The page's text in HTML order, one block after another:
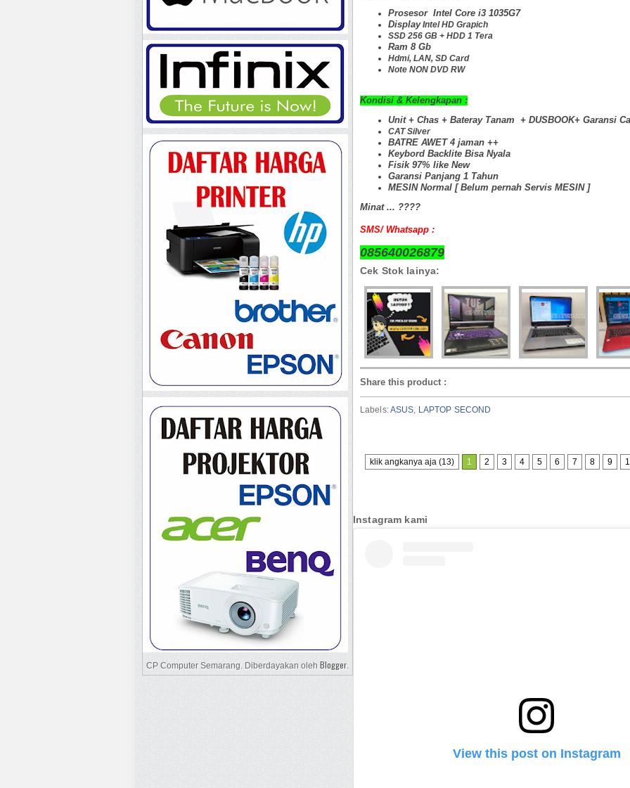
Prosesor Intel Core i3 1035G7
DisplayIntel HD Grapich
SSD 256 GB + HDD 1 Tera
Ram 8 Gb
Hdmi, LAN, SD Card
Note NON DVD RW
Kondisi & Kelengkapan :
Unit + Chas + Bateray Tanam + DUSBOOK+ Garansi
CAT Silver
BATRE AWET 4 jaman ++
Keybord Backlite Bisa Nyala
Fisik 97% like New
Garansi Panjang 1 Tahun
MESIN Normal [ Belum pernah Servis MESIN ]
Minat ... ????
SMS/ Whatsapp :
085640026879
Cek Stok lainya:
Share this product :
Labels:ASUS LAPTOP SECOND
klik angkanya aja (13) 1 2 3 4 5 6 7 8 9
Instagram kami
View this post on Instagram
CP Computer Semarang. Diberdayakan oleh Blogger.